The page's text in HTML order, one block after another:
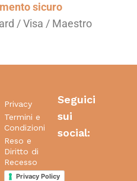
sicuro
/ Visa / Maestro
Privacy
Termini e
Condizioni
Reso e
Diritto di
Recesso
Privacy Policy
Seguici
sui
social: